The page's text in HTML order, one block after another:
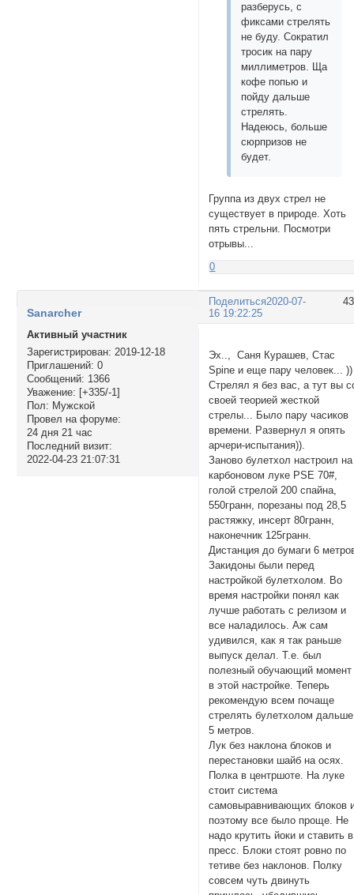
разберусь, с
фиксами стрелять
не буду. Сократил
тросик на пару
миллиметров. Ща
кофе попью и
пойду дальше
стрелять.
Надеюсь, больше
сюрпризов не
будет.
Группа из двух стрел не
существует в природе. Хоть
пять стрельни. Посмотри
отрывы...
0
Поделиться2020-07-
16 19:22:25
Sanarcher
Активный участник
Зарегистрирован: 2019-12-18
Приглашений: 0
Сообщений: 1366
Уважение: [+335/-1]
Пол: Мужской
Провел на форуме:
24 дня 21 час
Последний визит:
2022-04-23 21:07:31
Эх.., Саня Курашев, Стас
Spine и еще пару человек... ))
Стрелял я без вас, а тут вы
своей теорией жесткой
стрелы... Было пару часиков
времени. Развернул я опять
арчери-испытания)).
Заново булетхол настроил на
карбоновом луке PSE 70#,
голой стрелой 200 спайна,
550гранн, порезаны под 28,5
растяжку, инсерт 80гранн,
наконечник 125гранн.
Дистанция до бумаги 6
Закидоны были перед
настройкой булетхолом. Во
время настройки понял как
лучше работать с релизом и
все наладилось. Аж сам
удивился, как я так раньше
выпуск делал. Т.е. был
полезный обучающий момент
в этой настройке. Теперь
рекомендую всем почаще
стрелять булетхолом дальше
5 метров.
Лук без наклона блоков и
перестановки шайб на осях.
Полка в центршоте. На луке
стоит система
самовыравнивающих блоков
поэтому все было проще. Не
надо крутить йоки и ставить в
пресс. Блоки стоят ровно по
тетиве без наклонов. Полку
совсем чуть двинуть